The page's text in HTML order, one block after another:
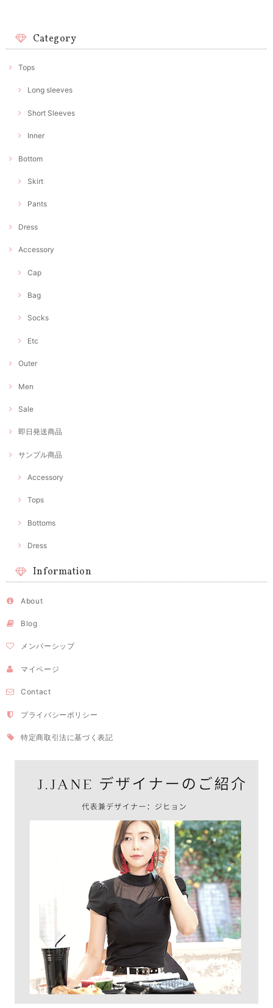
Category
Tops
Long sleeves
Short Sleeves
Inner
Bottom
Skirt
Pants
Dress
Accessory
Cap
Bag
Socks
Etc
Outer
Men
Sale
即日発送商品
サンプル商品
Accessory
Tops
Bottoms
Dress
Information
About
Blog
メンバーシップ
マイページ
Contact
プライバシーポリシー
特定商取引法に基づく表記